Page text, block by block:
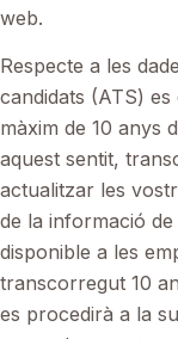
web.
Respecte a les
candidats (ATS)
màxim de 10 anys
aquest sentit,
actualitzar les
de la informació
disponible a les
transcorregut 10
es procedirà a la